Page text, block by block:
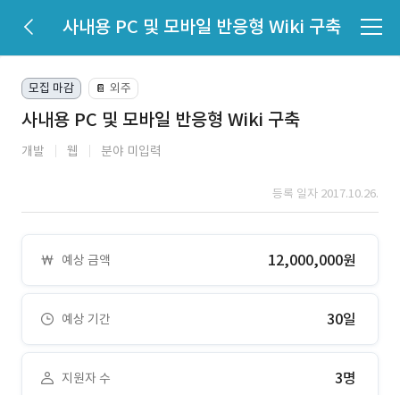
사내용 PC 및 모바일 반응형 Wiki 구축
모집 마감 📔 외주
사내용 PC 및 모바일 반응형 Wiki 구축
개발 웹 분야 미입력
등록 일자 2017.10.26.
예상 금액 12,000,000원
예상 기간 30일
지원자 수 3명